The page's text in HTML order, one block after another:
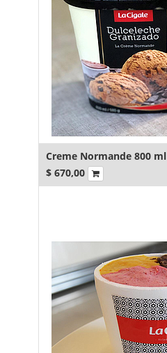
Creme Normande 800 ml
$ 670,00